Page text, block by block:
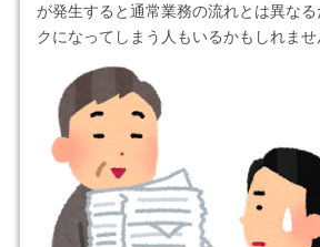
が発生すると通常業務の流れとは異な
クになってしまう人もいるかもしれませ